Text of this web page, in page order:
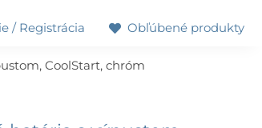
e
/ Registrácia Obľúbené produkty
CoolStart, chróm